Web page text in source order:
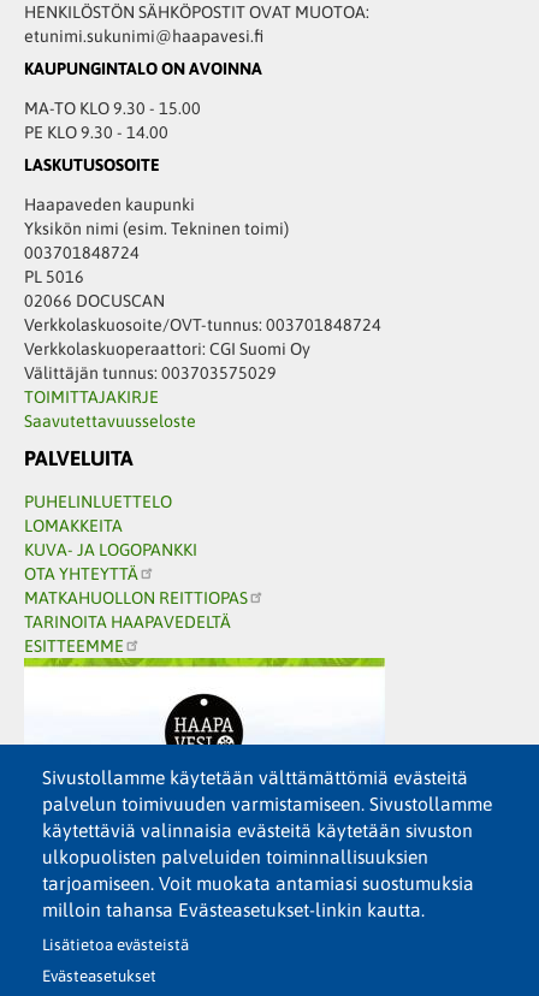
Sivustollamme käytetään välttämättömiä evästeitä
palvelun toimivuuden varmistamiseen. Sivustollamme
käytettäviä valinnaisia evästeitä käytetään sivuston
ulkopuolisten palveluiden toiminnallisuuksien
tarjoamiseen. Voit muokata antamiasi suostumuksia
milloin tahansa Evästeasetukset-linkin kautta.
Lisätietoa evästeistä
Evästeasetukset
HENKILÖSTÖN SÄHKÖPOSTIT OVAT MUOTOA:
etunimi.sukunimi@haapavesi.fi
KAUPUNGINTALO ON AVOINNA
MA-TO KLO 9.30 - 15.00
PE KLO 9.30 - 14.00
LASKUTUSOSOITE
Haapaveden kaupunki
Yksikön nimi (esim. Tekninen toimi)
003701848724
PL 5016
02066 DOCUSCAN
Verkkolaskuosoite/OVT-tunnus: 003701848724
Verkkolaskuoperaattori: CGI Suomi Oy
Välittäjän tunnus: 003703575029
TOIMITTAJAKIRJE
Saavutettavuusseloste
PALVELUITA
PUHELINLUETTELO
LOMAKKEITA
KUVA- JA LOGOPANKKI
OTA YHTEYTTÄ
MATKAHUOLLON REITTIOPAS
TARINOITA HAAPAVEDELTÄ
ESITTEEMME